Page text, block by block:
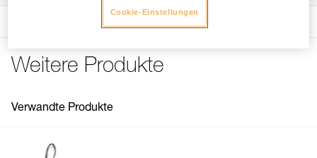
Garantie : 3 Jahre
Weitere Produkte
Verwandte Produkte
Cookie-Einstellungen